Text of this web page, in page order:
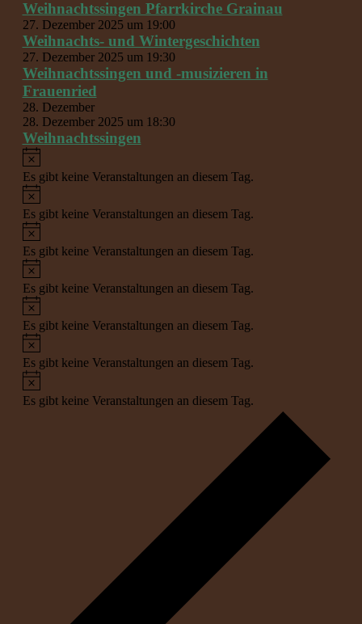
Weihnachtssingen Pfarrkirche Grainau
27. Dezember 2025 um 19:00
Weihnachts- und Wintergeschichten
27. Dezember 2025 um 19:30
Weihnachtssingen und -musizieren in
Frauenried
28. Dezember
28. Dezember 2025 um 18:30
Weihnachtssingen
Hinweis
Es gibt keine Veranstaltungen an diesem Tag.
Hinweis
Es gibt keine Veranstaltungen an diesem Tag.
Hinweis
Es gibt keine Veranstaltungen an diesem Tag.
Hinweis
Es gibt keine Veranstaltungen an diesem Tag.
Hinweis
Es gibt keine Veranstaltungen an diesem Tag.
Hinweis
Es gibt keine Veranstaltungen an diesem Tag.
Hinweis
Es gibt keine Veranstaltungen an diesem Tag.